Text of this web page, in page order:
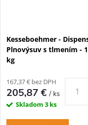
Kesseboehmer -
Plnovýsuv s tlmením -
kg
167,37 € bez DPH
205,87 €/ ks
Skladom 3 ks